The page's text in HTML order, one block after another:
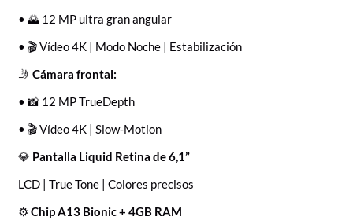
• 🌄 12 MP ultra gran angular
• 🎬 Vídeo 4K | Modo Noche | Estabilización
🤳 Cámara frontal:
• 📸 12 MP TrueDepth
• 🎬 Vídeo 4K | Slow‑Motion
💎 Pantalla Liquid Retina de 6,1”
LCD | True Tone | Colores precisos
⚙️ Chip A13 Bionic + 4GB RAM